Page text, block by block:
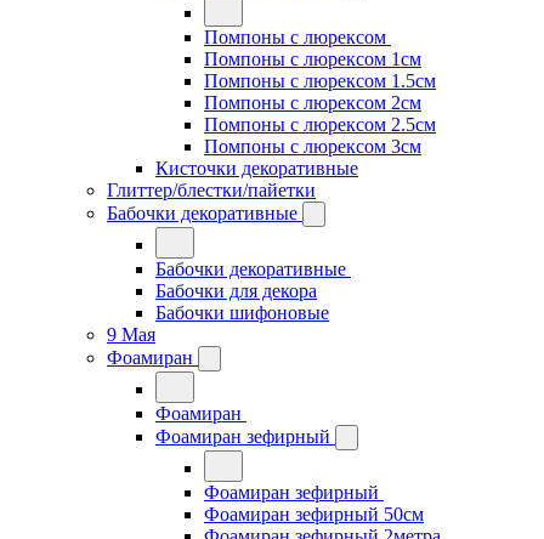
Помпоны с люрексом
Помпоны с люрексом 1см
Помпоны с люрексом 1.5см
Помпоны с люрексом 2см
Помпоны с люрексом 2.5см
Помпоны с люрексом 3см
Кисточки декоративные
Глиттер/блестки/пайетки
Бабочки декоративные
Бабочки декоративные
Бабочки для декора
Бабочки шифоновые
9 Мая
Фоамиран
Фоамиран
Фоамиран зефирный
Фоамиран зефирный
Фоамиран зефирный 50см